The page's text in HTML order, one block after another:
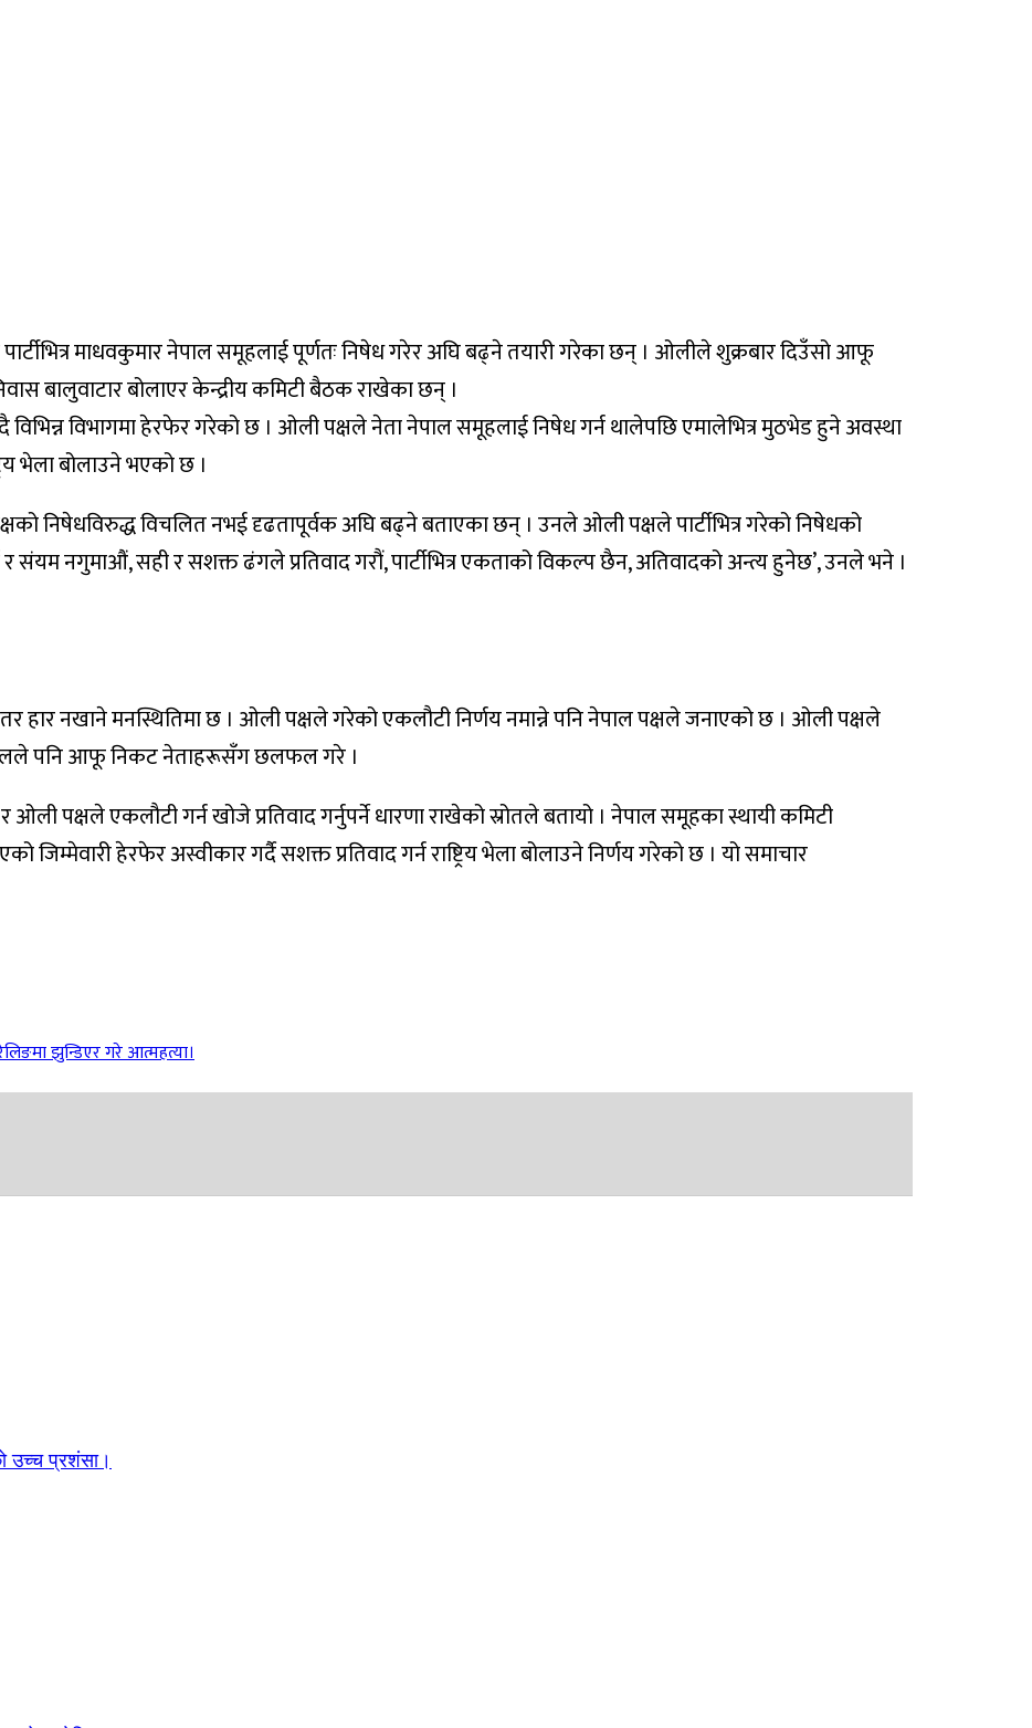
पार्टीभित्र माधवकुमार नेपाल समूहलाई पूर्णतः निषेध गरेर अघि बढ्ने तयारी गरेका छन् । ओलीले शुक्रबार दिउँसो आफू
बालुवाटार बोलाएर केन्द्रीय कमिटी बैठक राखेका छन् ।
विभागमा हेरफेर गरेको छ । ओली पक्षले नेता नेपाल समूहलाई निषेध गर्न थालेपछि एमालेभित्र मुठभेड हुने अवस्था
भेला बोलाउने भएको छ ।
निषेधविरुद्ध विचलित नभई दृढतापूर्वक अघि बढ्ने बताएका छन् । उनले ओली पक्षले पार्टीभित्र गरेको निषेधको
र संयम नगुमाऔं, सही र सशक्त ढंगले प्रतिवाद गरौं, पार्टीभित्र एकताको विकल्प छैन, अतिवादको अन्त्य हुनेछ’, उनले भने ।
तर हार नखाने मनस्थितिमा छ । ओली पक्षले गरेको एकलौटी निर्णय नमान्ने पनि नेपाल पक्षले जनाएको छ । ओली पक्षले
पनि आफू निकट नेताहरूसँग छलफल गरे ।
पक्षले एकलौटी गर्न खोजे प्रतिवाद गर्नुपर्ने धारणा राखेको स्रोतले बतायो । नेपाल समूहका स्थायी कमिटी
हेरफेर अस्वीकार गर्दै सशक्त प्रतिवाद गर्न राष्ट्रिय भेला बोलाउने निर्णय गरेको छ । यो समाचार
झुन्डिएर गरे आत्महत्या।
उच्च प्रशंसा।